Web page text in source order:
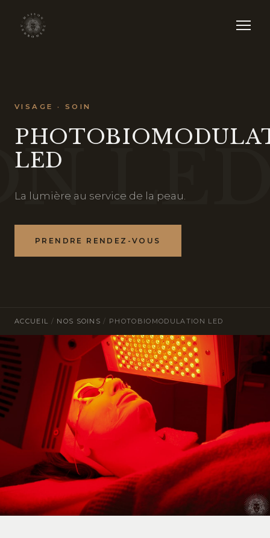
VISAGE · SOIN
LED
La lumière au service de la peau.
PRENDRE RENDEZ-VOUS
ACCUEIL / NOS SOINS / PHOTOBIOMODULATION LED